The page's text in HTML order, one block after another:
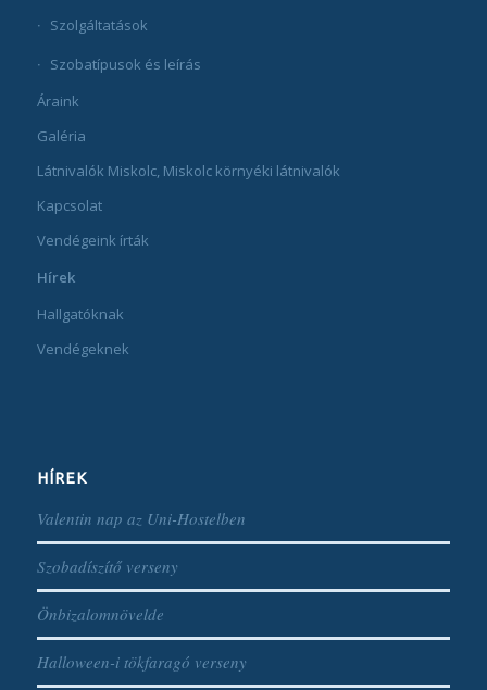
Szolgáltatások
Szobatípusok és leírás
Áraink
Galéria
Látnivalók Miskolc, Miskolc környéki látnivalók
Kapcsolat
Vendégeink írták
Hírek
Hallgatóknak
Vendégeknek
HÍREK
Valentin nap az Uni-Hostelben
Szobadíszítő verseny
Önbizalomnövelde
Halloween-i tökfaragó verseny